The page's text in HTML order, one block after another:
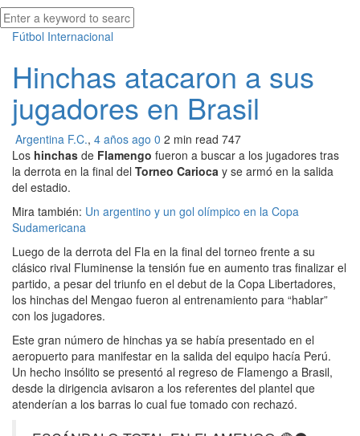
Fútbol Internacional
Hinchas atacaron a sus
jugadores en Brasil
Argentina F.C., 4 años ago 0 2 min read 747
Los hinchas de Flamengo fueron a buscar a los jugadores tras
la derrota en la final del Torneo Carioca y se armó en la salida
del estadio.
Mira también: Un argentino y un gol olímpico en la Copa
Sudamericana
Luego de la derrota del Fla en la final del torneo frente a su
clásico rival Fluminense la tensión fue en aumento tras finalizar el
partido, a pesar del triunfo en el debut de la Copa Libertadores,
los hinchas del Mengao fueron al entrenamiento para “hablar”
con los jugadores.
Este gran número de hinchas ya se había presentado en el
aeropuerto para manifestar en la salida del equipo hacía Perú.
Un hecho insólito se presentó al regreso de Flamengo a Brasil,
desde la dirigencia avisaron a los referentes del plantel que
atenderían a los barras lo cual fue tomado con rechazó.